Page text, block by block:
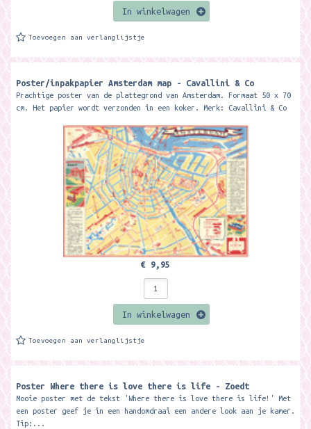
In winkelwagen
Toevoegen aan verlanglijstje
Poster/inpakpapier Amsterdam map - Cavallini & Co
Prachtige poster van de plattegrond van Amsterdam. Formaat 50 x 70
cm. Het papier wordt verzonden in een koker. Merk: Cavallini & Co
€ 9,95
In winkelwagen
Toevoegen aan verlanglijstje
Poster Where there is love there is life - Zoedt
Mooie poster met de tekst 'Where there is love there is life!' Met
een poster geef je in een handomdraai een andere look aan je kamer.
Tip:...